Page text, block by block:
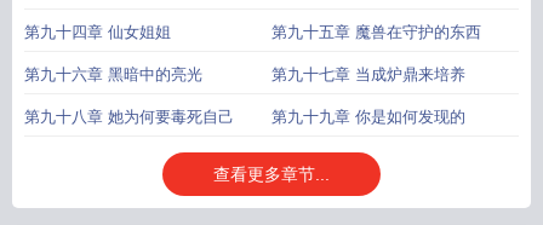
事情
第九十四章 仙女姐姐 第九十五章 魔兽在守护的东西
第九十六章 黑暗中的亮光 第九十七章 当成炉鼎来培养
第九十八章 她为何要毒死自己 第九十九章 你是如何发现的
查看更多章节...